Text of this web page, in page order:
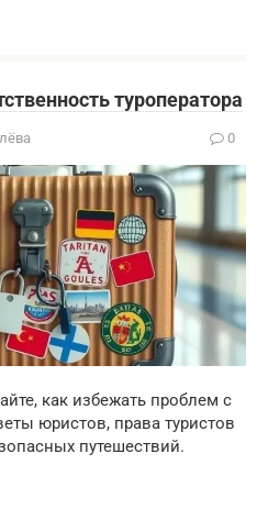
туроператора
0
как избежать проблем с
юристов, права туристов
путешествий.